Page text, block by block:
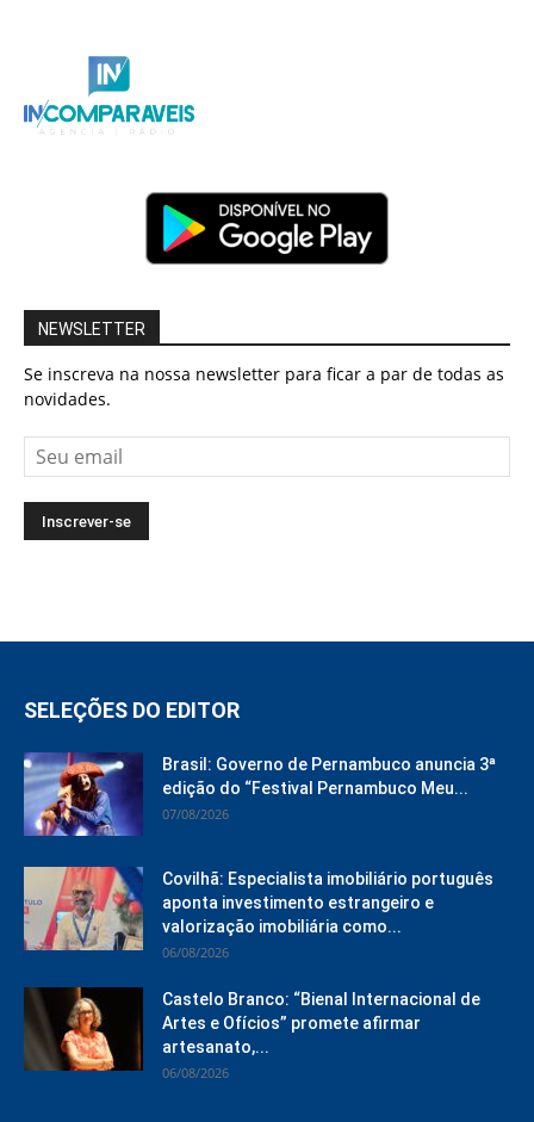
NEWSLETTER
Se inscreva na nossa newsletter para ficar a par de todas as
novidades.
SELEÇÕES DO EDITOR
Brasil: Governo de Pernambuco anuncia 3ª
edição do “Festival Pernambuco Meu...
07/08/2026
Covilhã: Especialista imobiliário português
aponta investimento estrangeiro e
valorização imobiliária como...
06/08/2026
Castelo Branco: “Bienal Internacional de
Artes e Ofícios” promete afirmar
artesanato,...
06/08/2026